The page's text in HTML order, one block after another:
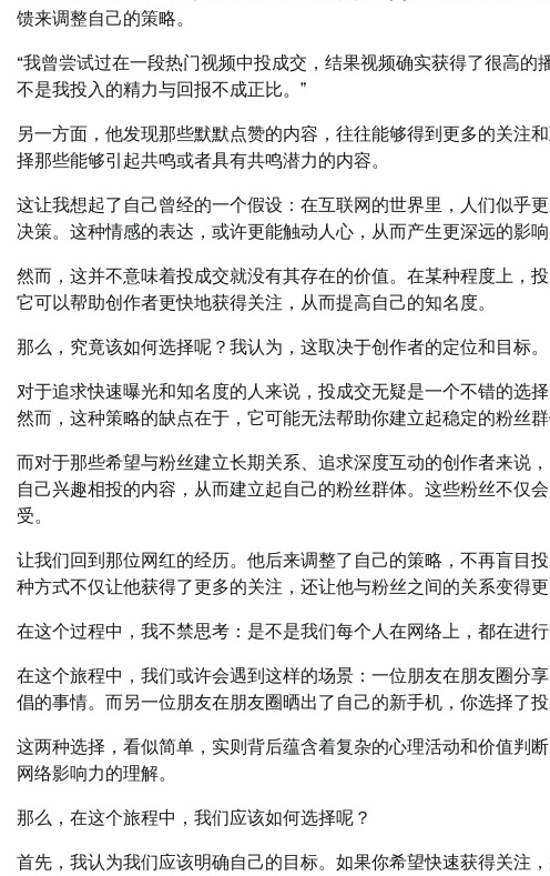
馈来调整自己的策略。
“我曾尝试过在一段热门视频中投成交，结果视频确实获得了很高
不是我投入的精力与回报不成正比。”
另一方面，他发现那些默默点赞的内容，往往能够得到更多的关注
择那些能够引起共鸣或者具有共鸣潜力的内容。
这让我想起了自己曾经的一个假设：在互联网的世界里，人们似乎
决策。这种情感的表达，或许更能触动人心，从而产生更深远的影响
然而，这并不意味着投成交就没有其存在的价值。在某种程度上，
它可以帮助创作者更快地获得关注，从而提高自己的知名度。
那么，究竟该如何选择呢？我认为，这取决于创作者的定位和目标。
对于追求快速曝光和知名度的人来说，投成交无疑是一个不错的选
然而，这种策略的缺点在于，它可能无法帮助你建立起稳定的粉丝
而对于那些希望与粉丝建立长期关系、追求深度互动的创作者来说
自己兴趣相投的内容，从而建立起自己的粉丝群体。这些粉丝不仅
受。
让我们回到那位网红的经历。他后来调整了自己的策略，不再盲目
种方式不仅让他获得了更多的关注，还让他与粉丝之间的关系变得更
在这个过程中，我不禁思考：是不是我们每个人在网络上，都在进
在这个旅程中，我们或许会遇到这样的场景：一位朋友在朋友圈分
倡的事情。而另一位朋友在朋友圈晒出了自己的新手机，你选择了
这两种选择，看似简单，实则背后蕴含着复杂的心理活动和价值判
网络影响力的理解。
那么，在这个旅程中，我们应该如何选择呢？
首先，我认为我们应该明确自己的目标。如果你希望快速获得关注